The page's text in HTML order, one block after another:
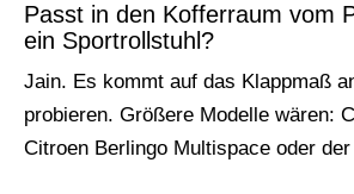
Passt in den Kofferraum vom
ein Sportrollstuhl?
Jain. Es kommt auf das Klappmaß
probieren. Größere Modelle wären:
Citroen Berlingo Multispace oder